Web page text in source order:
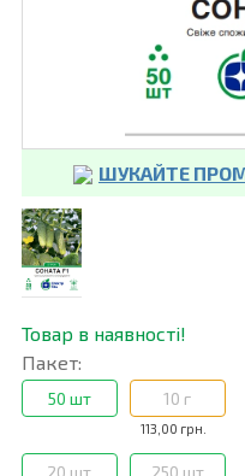
ШУКАЙТЕ
Товар в наявності!
Пакет:
50 шт
113,00 грн.
10 г